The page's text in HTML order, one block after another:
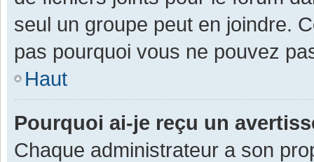
seul un groupe peut en joindre.
pas pourquoi vous ne pouvez
Haut
Pourquoi ai-je reçu un
Chaque administrateur a son